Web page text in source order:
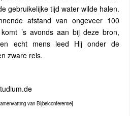
gebruikelijke tijd water wilde halen.
afstand van ongeveer 100
’s avonds aan bij deze bron,
echt mens leed Hij onder de
zware reis.
van Bijbelconferentie]